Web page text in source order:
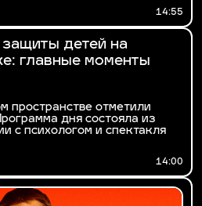
14:55
детей на
главные моменты
пространстве отметили
дня состояла из
с психологом и спектакля
14:00